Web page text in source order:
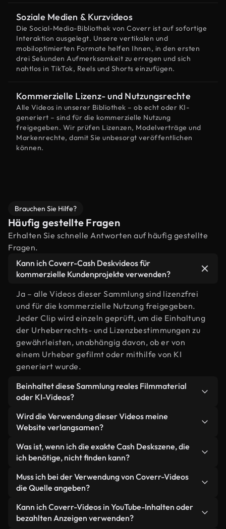
Soziale Medien & Kurzvideos
Die Social-Media-Bibliothek von Coverr ist auf sofortige
Interaktion ausgelegt. Unsere vertikalen und
mobiloptimierten Formate helfen Ihnen, in den ersten
drei Sekunden Aufmerksamkeit zu erregen und sich
nahtlos in TikTok, Reels und Shorts einzufügen.
Kommerzielle Lizenz- und Nutzungsrechte
Alle Videos in unserer Bibliothek – ob echt oder KI-
generiert – sind für die kommerzielle Nutzung
freigegeben. Wir prüfen Lizenzen, Modelverträge und
Markenrechte, damit Sie unbesorgt veröffentlichen
können.
Brauchen Sie Hilfe?
Häufig gestellte Fragen
Erhalten Sie schnelle Antworten auf häufig gestellte
Fragen.
Kann ich Coverr-Cash Deskvideos für
kommerzielle Kundenprojekte verwenden?
Ja – alle Videos dieser Sammlung sind lizenzfrei
und für die kommerzielle Nutzung freigegeben.
Jeder Clip wird einzeln geprüft, um die Einhaltung
der Urheberrechts- und Lizenzbestimmungen zu
gewährleisten, unabhängig davon, ob er von
einem Urheber gefilmt oder mithilfe von KI
generiert wurde.
Beinhaltet diese Sammlung reales Filmmaterial
oder KI-Videos?
Beides. Es handelt sich um eine Hybridbibliothek
aus realen, von Menschen aufgenommenen
generierten Videos. Jedes Video ist eindeutig
beschriftet, sodass Sie immer wissen, was Sie
verwenden.
Wird die Verwendung dieser Videos meine
Website verlangsamen?
Nicht, wenn Sie unsere optimierten Versionen
wählen. Wir bieten schlanke, webfähige Formate,
wurden – so bleibt die Qualität hoch, während
gleichzeitig die Ladezeiten minimiert und
Kennzahlen wie LCP verbessert werden.
Was ist, wenn ich die exakte Cash Deskszene, die
ich benötige, nicht finden kann?
Mit Coverr AI Studio erstellen Sie im
Handumdrehen ein solches Video. Beschreiben Sie
Sonnenuntergang" – und das Studio generiert
innerhalb von Sekunden ein individuelles Video für
Muss ich bei der Verwendung von Coverr-Videos
die Quelle angeben?
Eine Namensnennung ist nicht erforderlich. Alle
Videos in unserer Stockbibliothek sind lizenzfrei
Kann ich Coverr-Videos in YouTube-Inhalten oder
bezahlten Anzeigen verwenden?